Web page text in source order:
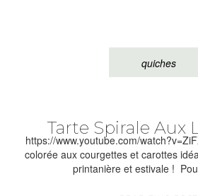
quiches
Tarte Spirale Aux
https://www.youtube.com/
colorée aux courgettes et carottes
printanière et estivale !